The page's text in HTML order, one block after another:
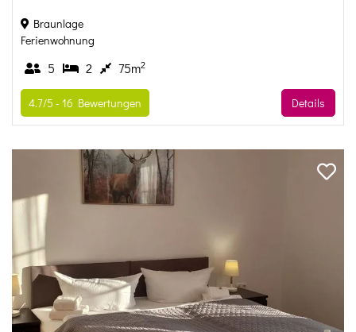
Braunlage
Ferienwohnung
5 2 75m2
Details
4.7/5 - 16 Bewertungen